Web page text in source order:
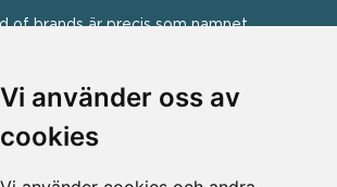
Vi använder oss av
cookies
of brands är precis som namnet
av varumärken. Vi har idag en stor
varumärken med hög
har kvalitet alltid varit ett av
som styrt vår verksamhet.